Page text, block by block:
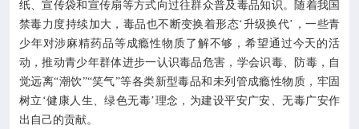
在线互动 
政务公开 
纸、宣传袋和宣传扇等方式向过往群众普及毒品知识。随着我国
禁毒力度持续加大，毒品也不断变换着形态‘升级换代’，一些青
少年对涉麻精药品等成瘾性物质了解不够，希望通过今天的活
动，推动青少年群体进步一认识毒品危害，学会识毒、防毒，自
觉远离“潮饮”“笑气”等各类新型毒品和未列管成瘾性物质，牢固
树立‘健康人生、绿色无毒’理念，为建设平安广安、无毒广安作
出自己的贡献。